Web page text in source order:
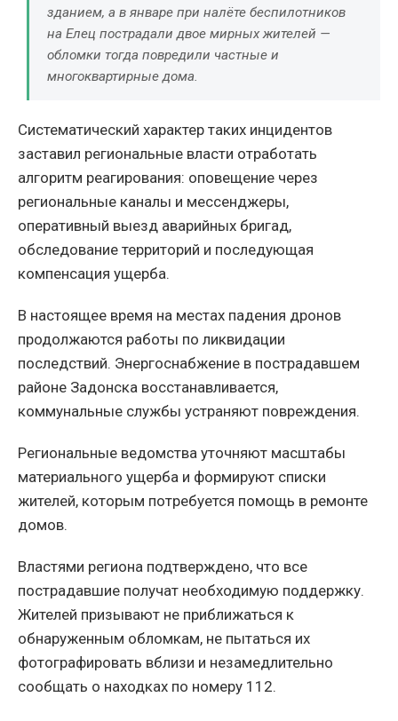
зданием, а в январе при налёте беспилотников
на Елец пострадали двое мирных жителей —
обломки тогда повредили частные и
многоквартирные дома.
Систематический характер таких инцидентов
заставил региональные власти отработать
алгоритм реагирования: оповещение через
региональные каналы и мессенджеры,
оперативный выезд аварийных бригад,
обследование территорий и последующая
компенсация ущерба.
В настоящее время на местах падения дронов
продолжаются работы по ликвидации
последствий. Энергоснабжение в пострадавшем
районе Задонска восстанавливается,
коммунальные службы устраняют повреждения.
Региональные ведомства уточняют масштабы
материального ущерба и формируют списки
жителей, которым потребуется помощь в ремонте
домов.
Властями региона подтверждено, что все
пострадавшие получат необходимую поддержку.
Жителей призывают не приближаться к
обнаруженным обломкам, не пытаться их
фотографировать вблизи и незамедлительно
сообщать о находках по номеру 112.